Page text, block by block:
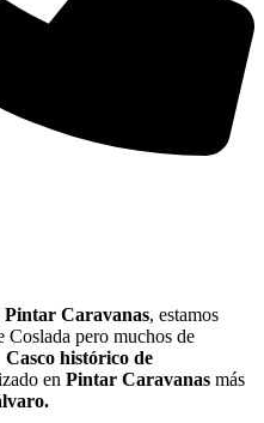
Pintar Caravanas, estamos
Coslada pero muchos de
Casco histórico de
en Pintar Caravanas más